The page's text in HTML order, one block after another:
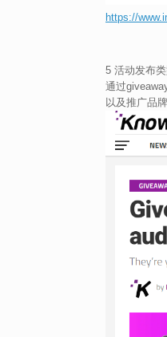
https://
5 活动发布
通过
以及推广品牌